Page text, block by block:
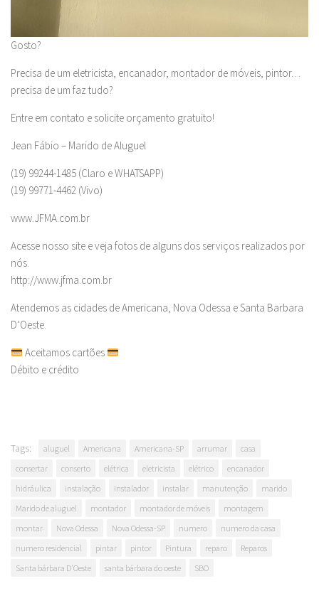
Gosto?
Precisa de um eletricista, encanador, montador de móveis, pintor…
precisa de um faz tudo?
Entre em contato e solicite orçamento gratuito!
Jean Fábio – Marido de Aluguel
(19) 99244-1485 (Claro e WHATSAPP)
(19) 99771-4462 (Vivo)
www.JFMA.com.br
Acesse nosso site e veja fotos de alguns dos serviços realizados por
nós.
http://www.jfma.com.br
Atendemos as cidades de Americana, Nova Odessa e Santa Barbara
D’Oeste.
Aceitamos cartões
Débito e crédito
Tags: aluguel Americana Americana-SP arrumar
casa
consertar
conserto elétrica eletricista elétrico
encanador
hidráulica
instalação Instalador instalar manutenção
marido
Marido de aluguel
montador montador de móveis
montagem
montar
Nova Odessa Nova Odessa-SP numero
numero da casa
numero residencial
pintar pintor Pintura reparo
Reparos
Santa bárbara D'Oeste
santa bárbara do oeste SBO